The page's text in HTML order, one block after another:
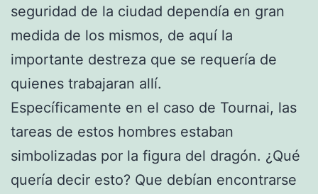
seguridad de la ciudad dependía en gran
medida de los mismos, de aquí la
importante destreza que se requería de
quienes trabajaran allí.
Específicamente en el caso de Tournai, las
tareas de estos hombres estaban
simbolizadas por la figura del dragón. ¿Qué
quería decir esto? Que debían encontrarse